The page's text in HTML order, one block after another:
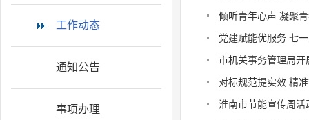
工作动态
通知公告
事项办理
倾听青年心声 凝聚
党建赋能优服务 七
市机关事务管理局
对标规范提实效 精
淮南市节能宣传周活